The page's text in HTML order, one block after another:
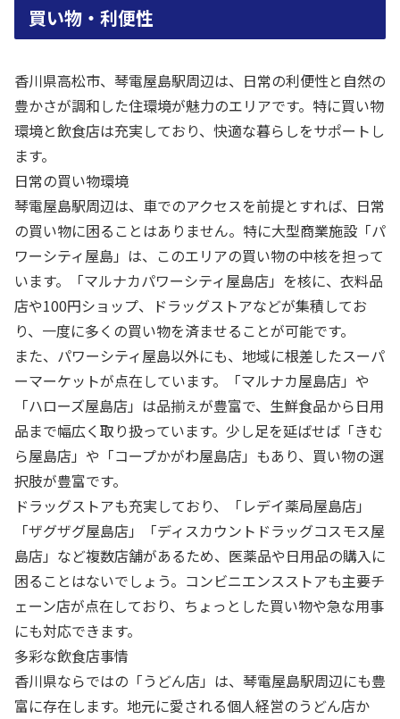
買い物・利便性
香川県高松市、琴電屋島駅周辺は、日常の利便性と自然の
豊かさが調和した住環境が魅力のエリアです。特に買い物
環境と飲食店は充実しており、快適な暮らしをサポートし
ます。
日常の買い物環境
琴電屋島駅周辺は、車でのアクセスを前提とすれば、日常
の買い物に困ることはありません。特に大型商業施設「パ
ワーシティ屋島」は、このエリアの買い物の中核を担って
います。「マルナカパワーシティ屋島店」を核に、衣料品
店や100円ショップ、ドラッグストアなどが集積してお
り、一度に多くの買い物を済ませることが可能です。
また、パワーシティ屋島以外にも、地域に根差したスーパ
ーマーケットが点在しています。「マルナカ屋島店」や
「ハローズ屋島店」は品揃えが豊富で、生鮮食品から日用
品まで幅広く取り扱っています。少し足を延ばせば「きむ
ら屋島店」や「コープかがわ屋島店」もあり、買い物の選
択肢が豊富です。
ドラッグストアも充実しており、「レデイ薬局屋島店」
「ザグザグ屋島店」「ディスカウントドラッグコスモス屋
島店」など複数店舗があるため、医薬品や日用品の購入に
困ることはないでしょう。コンビニエンスストアも主要チ
ェーン店が点在しており、ちょっとした買い物や急な用事
にも対応できます。
多彩な飲食店事情
香川県ならではの「うどん店」は、琴電屋島駅周辺にも豊
富に存在します。地元に愛される個人経営のうどん店か